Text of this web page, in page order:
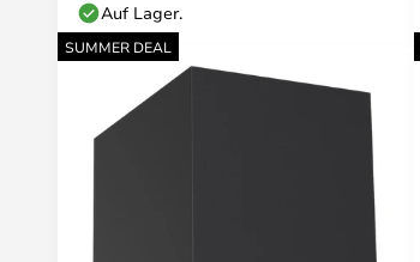
Auf Lager.
SUMMER DEAL